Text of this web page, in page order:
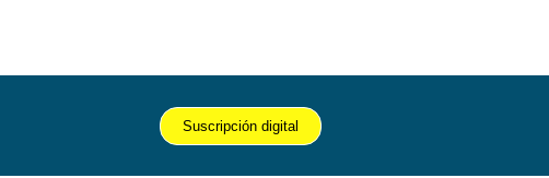
Suscripción digital